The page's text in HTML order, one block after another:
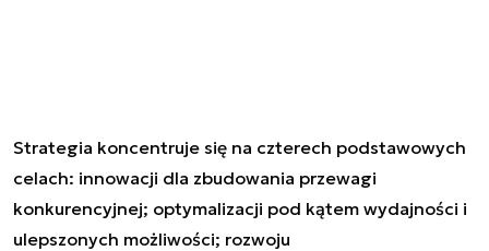
Strategia koncentruje się na czterech podstawowych
celach: innowacji dla zbudowania przewagi
konkurencyjnej; optymalizacji pod kątem wydajności i
ulepszonych możliwości; rozwoju